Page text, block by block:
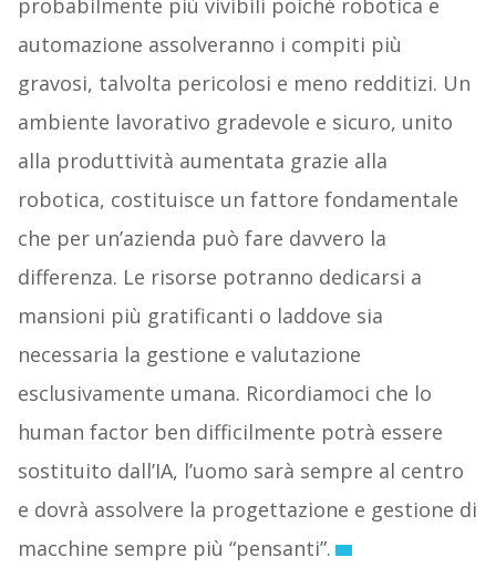
probabilmente più vivibili poiché robotica e
automazione assolveranno i compiti più
gravosi, talvolta pericolosi e meno redditizi. Un
ambiente lavorativo gradevole e sicuro, unito
alla produttività aumentata grazie alla
robotica, costituisce un fattore fondamentale
che per un’azienda può fare davvero la
differenza. Le risorse potranno dedicarsi a
mansioni più gratificanti o laddove sia
necessaria la gestione e valutazione
esclusivamente umana. Ricordiamoci che lo
human factor ben difficilmente potrà essere
sostituito dall’IA, l’uomo sarà sempre al centro
e dovrà assolvere la progettazione e gestione di
macchine sempre più “pensanti”.